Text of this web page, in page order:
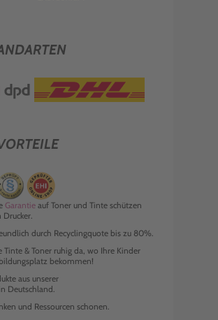
Garantie auf Toner und Tinte schützen
Drucker.
durch Recyclingquote bis zu 80%.
Tinte & Toner ruhig da, wo Ihre Kinder
bekommen!
aus unserer
Deutschland.
und Ressourcen schonen.